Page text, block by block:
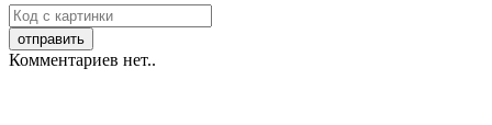
Комментариев нет..